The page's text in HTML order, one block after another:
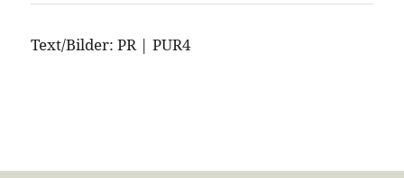
Text/Bilder: PR | PUR4